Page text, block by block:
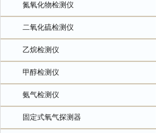
氮氧化物检测仪
二氧化硫检测仪
乙烷检测仪
甲醇检测仪
氨气检测仪
固定式氧气探测器